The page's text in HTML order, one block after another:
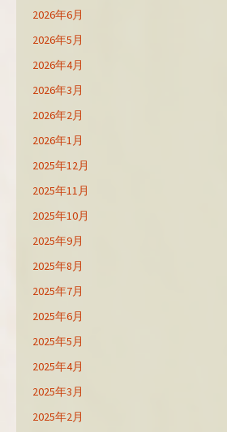
2026年6月
2026年5月
2026年4月
2026年3月
2026年2月
2026年1月
2025年12月
2025年11月
2025年10月
2025年9月
2025年8月
2025年7月
2025年6月
2025年5月
2025年4月
2025年3月
2025年2月